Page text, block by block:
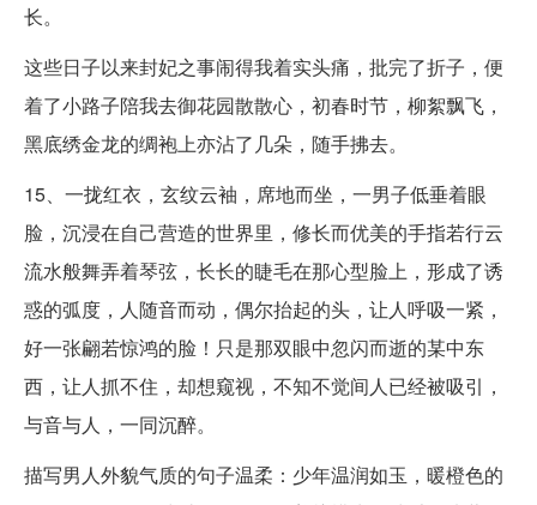
长。
这些日子以来封妃之事闹得我着实头痛，批完了折子，便
着了小路子陪我去御花园散散心，初春时节，柳絮飘飞，
黑底绣金龙的绸袍上亦沾了几朵，随手拂去。
15、一拢红衣，玄纹云袖，席地而坐，一男子低垂着眼
脸，沉浸在自己营造的世界里，修长而优美的手指若行云
流水般舞弄着琴弦，长长的睫毛在那心型脸上，形成了诱
惑的弧度，人随音而动，偶尔抬起的头，让人呼吸一紧，
好一张翩若惊鸿的脸！只是那双眼中忽闪而逝的某中东
西，让人抓不住，却想窥视，不知不觉间人已经被吸引，
与音与人，一同沉醉。
描写男人外貌气质的句子温柔：少年温润如玉，暖橙色的